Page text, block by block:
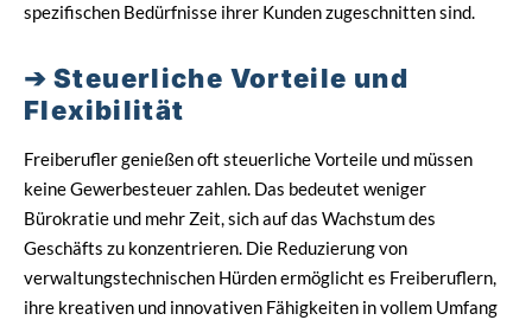
spezifischen Bedürfnisse ihrer Kunden zugeschnitten sind.
Steuerliche Vorteile und
Flexibilität
Freiberufler genießen oft steuerliche Vorteile und müssen
keine Gewerbesteuer zahlen. Das bedeutet weniger
Bürokratie und mehr Zeit, sich auf das Wachstum des
Geschäfts zu konzentrieren. Die Reduzierung von
verwaltungstechnischen Hürden ermöglicht es Freiberuflern,
ihre kreativen und innovativen Fähigkeiten in vollem Umfang